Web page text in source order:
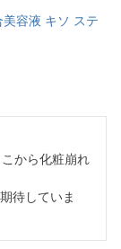
容液 キソ ステ
から化粧崩れ
待していま